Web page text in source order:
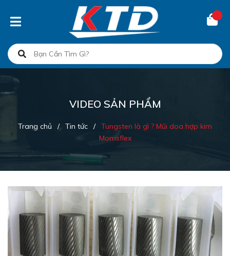
VIDEO SẢN PHẨM
Trang chủ / Tin tức / Tungsten là gì ? Mũi doa hợp kim
Morrisflex